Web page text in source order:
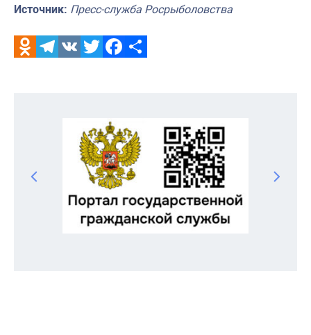
Источник: Пресс-служба Росрыболовства